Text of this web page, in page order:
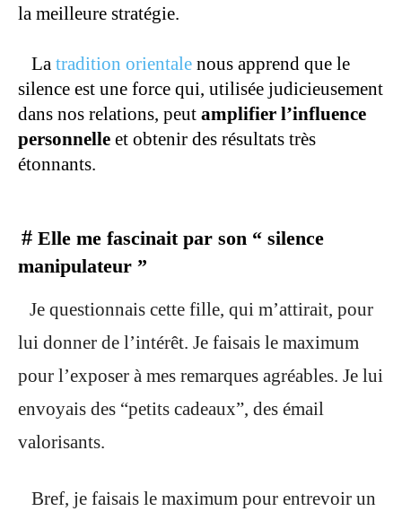
la meilleure stratégie.
La tradition orientale nous apprend que le
silence est une force qui, utilisée judicieusement
dans nos relations, peut amplifier l’influence
personnelle et obtenir des résultats très
étonnants.
# Elle me fascinait par son “ silence
manipulateur ”
Je questionnais cette fille, qui m’attirait, pour
lui donner de l’intérêt. Je faisais le maximum
pour l’exposer à mes remarques agréables. Je lui
envoyais des “petits cadeaux”, des émail
valorisants.
Bref, je faisais le maximum pour entrevoir un